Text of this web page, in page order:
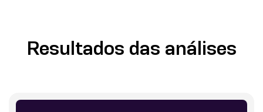
Resultados das análises